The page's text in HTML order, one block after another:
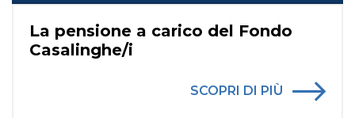
La pensione a carico del Fondo
Casalinghe/i
SCOPRI DI PIÙ